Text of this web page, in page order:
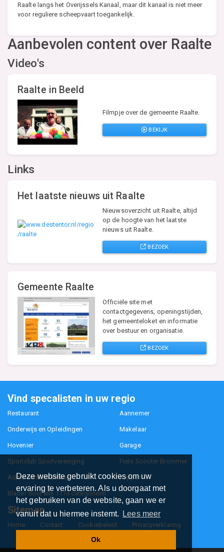
Deze website gebruikt cookies om uw
ervaring te verbeteren. Als u doorgaat met
het gebruiken van de website, gaan we er
vanuit dat u hiermee instemt.
Lees meer
Ok
Raalte langs het Overijssels Kanaal, maar dit kanaal is niet meer
voor reguliere scheepvaart toegankelijk.
Aanbevolen content over Raalte
Video's
Raalte in Beeld
Filmpje over de gemeente Raalte.
BEKIJK
Links
Het laatste nieuws uit Raalte
Nieuwsoverzicht uit Raalte, altijd
op de hoogte van het laatste
nieuws uit Raalte.
BEZOEK
Gemeente Raalte
Officiële site met
contactgegevens, openingstijden,
het gemeenteloket en informatie
over bestuur en organisatie.
BEZOEK
Vind specalisten in uw regio
Restaurant Aannemer
Onderwijs en Opleidingen Makelaar
Hovenier Garage
Sportclub Sportvereniging Fiets Scooter Brommer
Administratiekantoor Kapper
Blader door alle 1114 categorieën
Sitemap
Home Contact Cookiebeleid Privacyverklaring